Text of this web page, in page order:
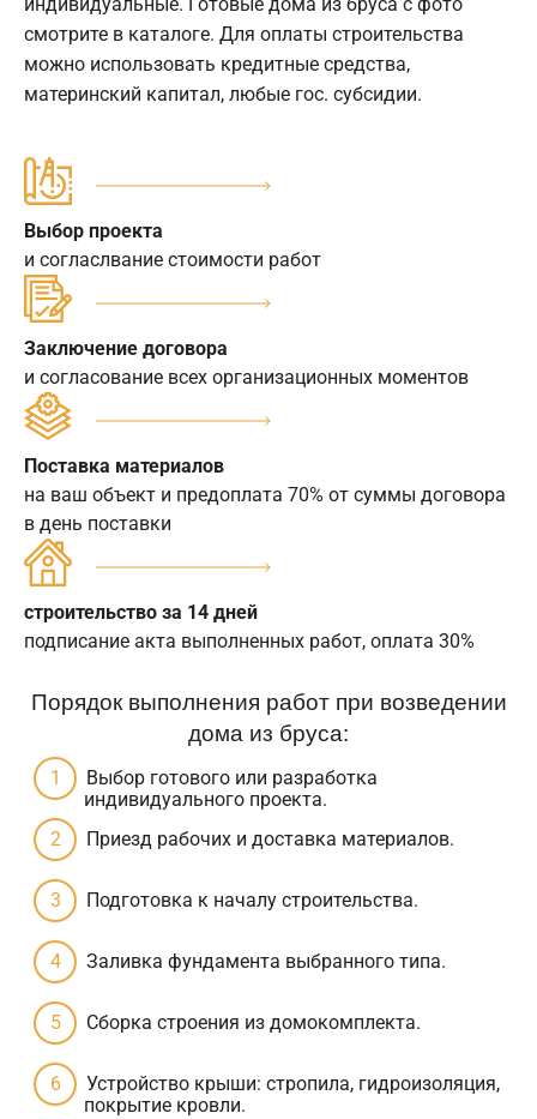
смотрите в каталоге. Для оплаты строительства
можно использовать кредитные средства,
материнский капитал, любые гос. субсидии.
Выбор проекта
и согласлвание стоимости работ
Заключение договора
и согласование всех организационных моментов
Поставка материалов
на ваш объект и предоплата 70% от суммы договора
в день поставки
строительство за 14 дней
подписание акта выполненных работ, оплата 30%
Порядок выполнения работ при возведении
дома из бруса:
Выбор готового или разработка
индивидуального проекта.
Приезд рабочих и доставка материалов.
Подготовка к началу строительства.
Заливка фундамента выбранного типа.
Сборка строения из домокомплекта.
Устройство крыши: стропила, гидроизоляция,
покрытие кровли.